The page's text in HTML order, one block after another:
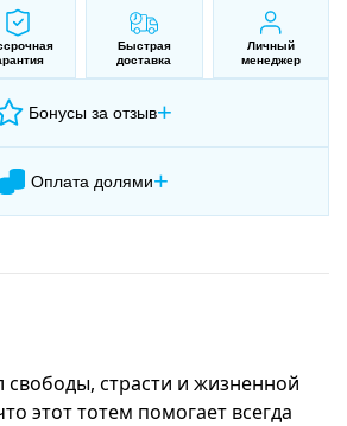
Быстрая
доставка
Личный
менеджер
Бонусы за отзыв+
Оплата долями+
страсти и жизненной
этот тотем помогает всегда